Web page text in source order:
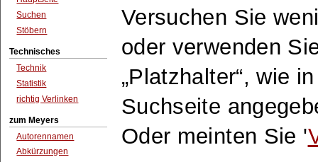
Suchen
Stöbern
Technisches
Technik
Statistik
richtig Verlinken
zum Meyers
Autorennamen
Abkürzungen
Versuchen Sie
oder verwenden
Platzhalter , wie
Suchseite
Oder meinten Sie '